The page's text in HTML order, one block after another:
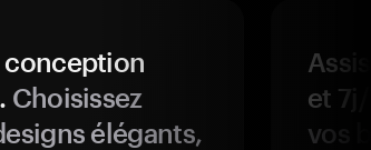
Choisissez
élégants,
et
vos